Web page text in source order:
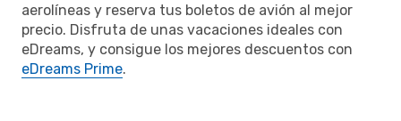
aerolíneas y reserva tus boletos de avión al mejor
precio. Disfruta de unas vacaciones ideales con
eDreams, y consigue los mejores descuentos con
eDreams Prime.